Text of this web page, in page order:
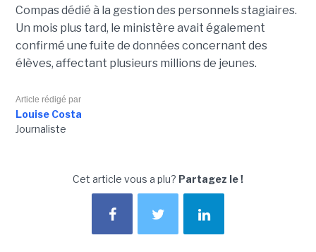
Compas dédié à la gestion des personnels stagiaires.
Un mois plus tard, le ministère avait également
confirmé une fuite de données concernant des
élèves, affectant plusieurs millions de jeunes.
Article rédigé par
Louise Costa
Journaliste
Cet article vous a plu? Partagez le !